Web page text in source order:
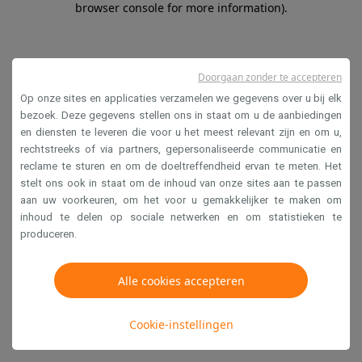
browser console for more information).
Op onze sites en applicaties verzamelen we gegevens over u bij elk
bezoek. Deze gegevens stellen ons in staat om u de aanbiedingen
en diensten te leveren die voor u het meest relevant zijn en om u,
rechtstreeks of via partners, gepersonaliseerde communicatie en
reclame te sturen en om de doeltreffendheid ervan te meten. Het
stelt ons ook in staat om de inhoud van onze sites aan te passen
aan uw voorkeuren, om het voor u gemakkelijker te maken om
inhoud te delen op sociale netwerken en om statistieken te
produceren.
Alle cookies accepteren
Cookie-instellingen
Doorgaan zonder te accepteren